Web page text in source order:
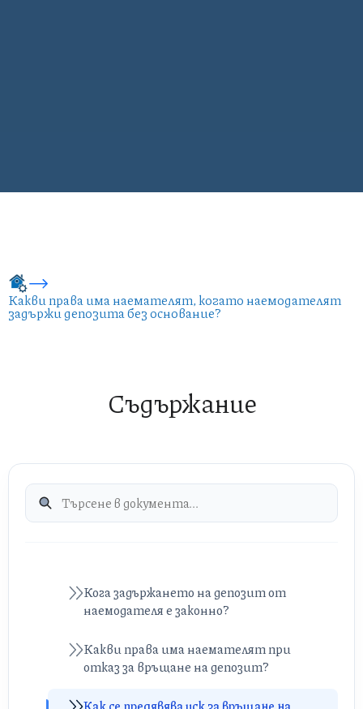
Какви права има наемателят, когато наемодателят
задържи депозита без основание?
Съдържание
Кога задържането на депозит от
наемодателя е законно?
Какви права има наемателят при
отказ за връщане на депозит?